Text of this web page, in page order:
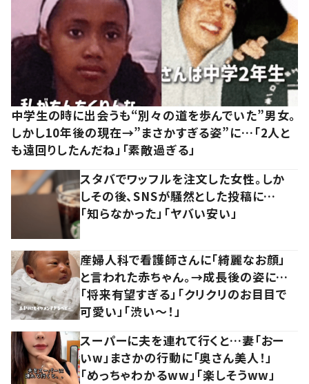
中学生の時に出会うも“別々の道を歩んでいた”男女。
しかし10年後の現在→”まさかすぎる姿”に…「2人と
も遠回りしたんだね」「素敵過ぎる」
スタバでワッフルを注文した女性。しか
しその後、SNSが騒然とした投稿に…
「知らなかった」「ヤバい安い」
産婦人科で看護師さんに「綺麗なお顔」
と言われた赤ちゃん。→成長後の姿に…
「将来有望すぎる」「クリクリのお目目で
可愛い」「渋い～！」
スーパーに夫を連れて行くと…妻「おー
いw」まさかの行動に「奥さん美人！」
「めっちゃわかるww」「楽しそうww」